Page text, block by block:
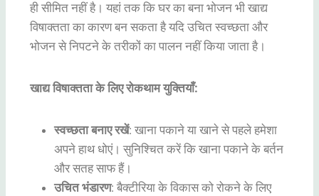
ही सीमित नहीं है। यहां तक कि घर का बना भोजन भी खाद्य
विषाक्तता का कारण बन सकता है यदि उचित स्वच्छता और
भोजन से निपटने के तरीकों का पालन नहीं किया जाता है।
खाद्य विषाक्तता के लिए रोकथाम युक्तियाँ:
स्वच्छता बनाए रखें: खाना पकाने या खाने से पहले हमेशा
अपने हाथ धोएं। सुनिश्चित करें कि खाना पकाने के बर्तन
और सतह साफ हैं।
उचित भंडारण: बैक्टीरिया के विकास को रोकने के लिए